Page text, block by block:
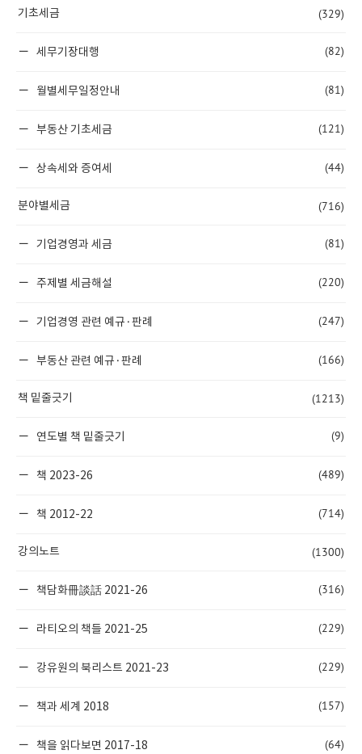
기초세금 (329)
세무기장대행 (82)
월별세무일정안내 (81)
부동산 기초세금 (121)
상속세와 증여세 (44)
분야별세금 (716)
기업경영과 세금 (81)
주제별 세금해설 (220)
기업경영 관련 예규·판례 (247)
부동산 관련 예규·판례 (166)
책 밑줄긋기 (1213)
연도별 책 밑줄긋기 (9)
책 2023-26 (489)
책 2012-22 (714)
강의노트 (1300)
책담화冊談話 2021-26 (316)
라티오의 책들 2021-25 (229)
강유원의 북리스트 2021-23 (229)
책과 세계 2018 (157)
책을 읽다보면 2017-18 (64)